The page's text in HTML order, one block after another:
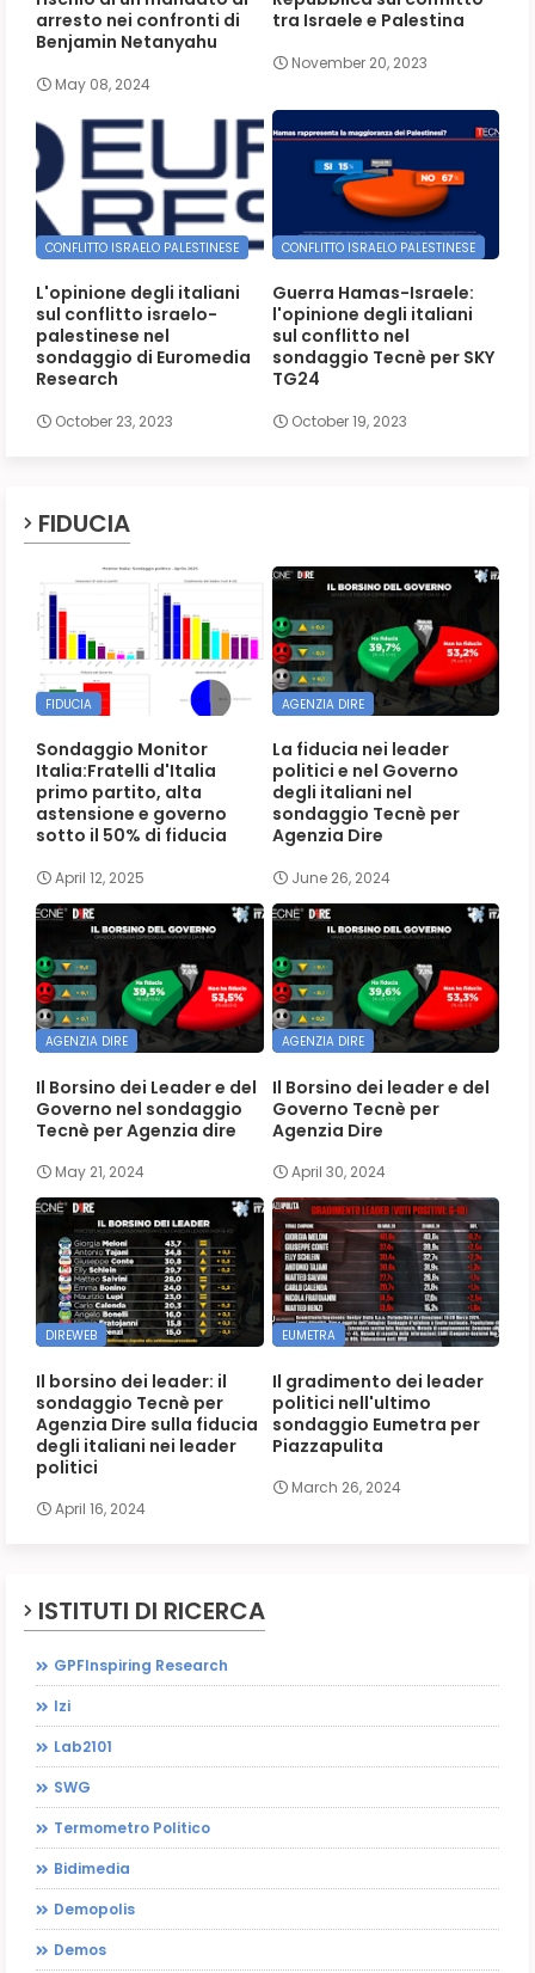
arresto nei confronti di
Benjamin Netanyahu
May 08, 2024
tra Israele e Palestina
November 20, 2023
CONFLITTO ISRAELO PALESTINESE
L'opinione degli italiani
sul conflitto israelo-
palestinese nel
sondaggio di Euromedia
Research
October 23, 2023
CONFLITTO ISRAELO PALESTINESE
Guerra Hamas-Israele:
l'opinione degli italiani
sul conflitto nel
sondaggio Tecnè per SKY
TG24
October 19, 2023
FIDUCIA
FIDUCIA
Sondaggio Monitor
Italia:Fratelli d'Italia
primo partito, alta
astensione e governo
sotto il 50% di fiducia
April 12, 2025
AGENZIA DIRE
La fiducia nei leader
politici e nel Governo
degli italiani nel
sondaggio Tecnè per
Agenzia Dire
June 26, 2024
AGENZIA DIRE
Il Borsino dei Leader e del
Governo nel sondaggio
Tecnè per Agenzia dire
May 21, 2024
AGENZIA DIRE
Il Borsino dei leader e del
Governo Tecnè per
Agenzia Dire
April 30, 2024
DIREWEB
Il borsino dei leader: il
sondaggio Tecnè per
Agenzia Dire sulla fiducia
degli italiani nei leader
politici
April 16, 2024
EUMETRA
Il gradimento dei leader
politici nell'ultimo
sondaggio Eumetra per
Piazzapulita
March 26, 2024
ISTITUTI DI RICERCA
GPFInspiring Research
Izi
Lab2101
SWG
Termometro Politico
Bidimedia
Demopolis
Demos